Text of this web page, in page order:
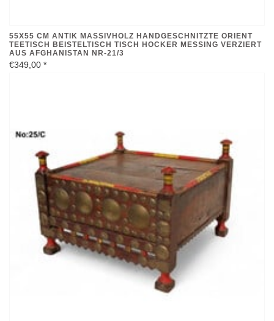
55X55 CM ANTIK MASSIVHOLZ HANDGESCHNITZTE ORIENT
TEETISCH BEISTELTISCH TISCH HOCKER MESSING VERZIERT
AUS AFGHANISTAN NR-21/3
€349,00 *